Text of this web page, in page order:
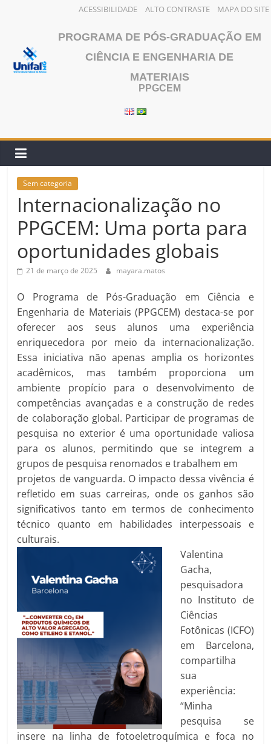
ACESSIBILIDADE ALTO CONTRASTE MAPA DO SITE
conteúdo
PROGRAMA DE PÓS-GRADUAÇÃO EM
CIÊNCIA E ENGENHARIA DE
MATERIAIS
PPGCEM
Sem categoria
Internacionalização no
PPGCEM: Uma porta para
oportunidades globais
21 de março de 2025 mayara.matos
O Programa de Pós-Graduação em Ciência e
Engenharia de Materiais (PPGCEM) destaca-se por
oferecer aos seus alunos uma experiência
enriquecedora por meio da internacionalização.
Essa iniciativa não apenas amplia os horizontes
acadêmicos, mas também proporciona um
ambiente propício para o desenvolvimento de
competências avançadas e a construção de redes
de colaboração global. Participar de programas de
pesquisa no exterior é uma oportunidade valiosa
para os alunos, permitindo que se integrem a
grupos de pesquisa renomados e trabalhem em
projetos de vanguarda. O impacto dessa vivência é
refletido em suas carreiras, onde os ganhos são
significativos tanto em termos de conhecimento
técnico quanto em habilidades interpessoais e
culturais.
Valentina
Gacha,
pesquisadora
no Instituto de
Ciências
Fotônicas (ICFO)
em Barcelona,
compartilha
sua
experiência:
“Minha
pesquisa se
insere na linha de fotoeletroquímica e foca no